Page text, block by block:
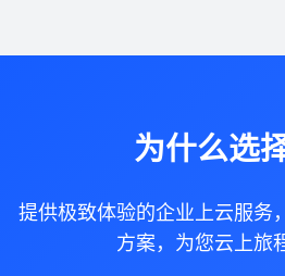
为什么选
提供极致体验的企业上云服务
方案，为您云上旅